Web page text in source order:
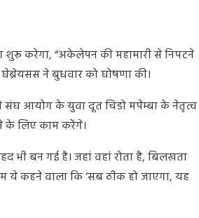
करेगा, “अकेलेपन की महामारी से निपटने
ने बुधवार को घोषणा की।
संघ आयोग के युवा दूत चिडो मपेम्बा के नेतृत्व
के लिए काम करेंगे।
बन गई है। जहां वहां रोता है, बिलखता
ये कहने वाला कि ‘सब ठीक हो जाएगा, यह